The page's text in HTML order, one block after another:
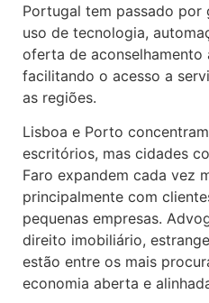
Portugal tem passado por
uso de tecnologia,
oferta de
facilitando o acesso a
as regiões.
Lisboa e Porto
escritórios, mas cidades
Faro expandem cada vez
principalmente com
pequenas empresas.
direito imobiliário,
estão entre os mais
economia aberta e